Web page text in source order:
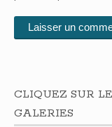
CLIQUEZ SUR
GALERIES